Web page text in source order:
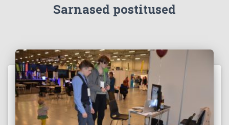
Sarnased postitused